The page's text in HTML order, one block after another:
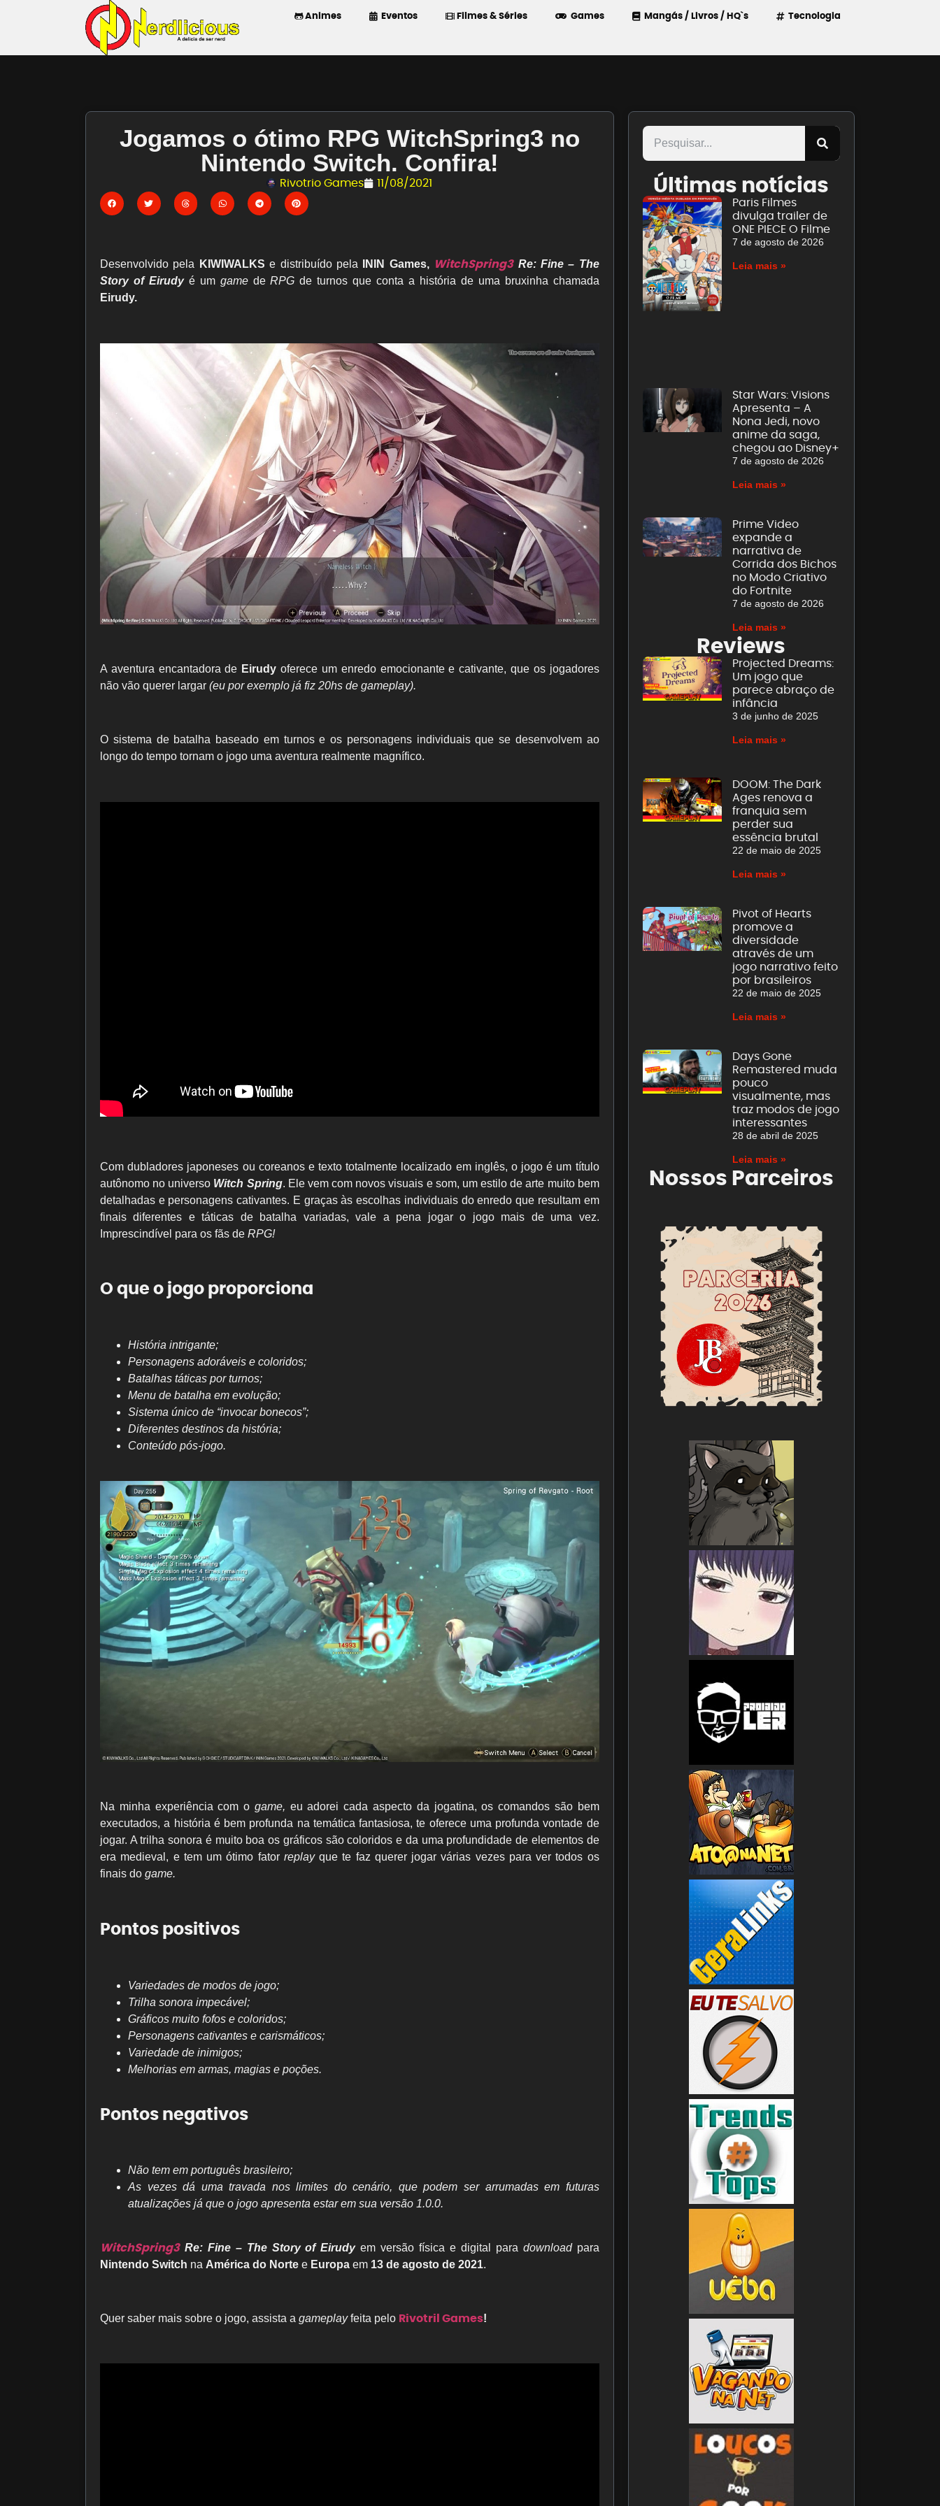
Animes Eventos Filmes & Séries Games Mangás / Livros / HQ`s Tecnologia
Jogamos o ótimo RPG WitchSpring3 no
Nintendo Switch. Confira!
Rivotrio Games 11/08/2021
Desenvolvido pela KIWIWALKS e distribuído pela ININ Games, WitchSpring3 Re: Fine – The
Story of Eirudyé um gamedeRPG de turnos que conta a história de uma bruxinha chamada
Eirudy.
A aventura encantadora de Eirudy oferece um enredo emocionante e cativante, que os jogadores
não vão querer largar (eu por exemplo já fiz 20hs de gameplay).
O sistema de batalha baseado em turnos e os personagens individuais que se desenvolvem ao
longo do tempo tornam o jogo uma aventura realmente magnífico.
Com dubladores japoneses ou coreanos e texto totalmente localizado em inglês, o jogo é um título
autônomo no universo Witch Spring. Ele vem com novos visuais e som, um estilo de arte muito bem
detalhadas e personagens cativantes. E graças às escolhas individuais do enredo que resultam em
finais diferentes e táticas de batalha variadas, vale a pena jogar o jogo mais de uma vez.
Imprescindível para os fãs de RPG!
O que o jogo proporciona
História intrigante;
Personagens adoráveis ​​e coloridos;
Batalhas táticas por turnos;
Menu de batalha em evolução;
Sistema único de “invocar bonecos”;
Diferentes destinos da história;
Conteúdo pós-jogo.
Na minha experiência com o game, eu adorei cada aspecto da jogatina, os comandos são bem
executados, a história é bem profunda na temática fantasiosa, te oferece uma profunda vontade de
jogar. A trilha sonora é muito boa os gráficos são coloridos e da uma profundidade de elementos de
era medieval, e tem um ótimo fator replayque te faz querer jogar várias vezes para ver todos os
finais do game.
Pontos positivos
Variedades de modos de jogo;
Trilha sonora impecável;
Gráficos muito fofos e coloridos;
Personagens cativantes e carismáticos;
Variedade de inimigos;
Melhorias em armas, magias e poções.
Pontos negativos
Não tem em português brasileiro;
As vezes dá uma travada nos limites do cenário, que podem ser arrumadas em futuras
atualizações já que o jogo apresenta estar em sua versão 1.0.0.
WitchSpring3 Re: Fine – The Story of Eirudyem versão física e digital para downloadpara
Nintendo Switch na América do Norte e Europa em 13 de agosto de 2021.
Quer saber mais sobre o jogo, assista a gameplayfeita pelo Rivotril Games!
Últimas notícias
Paris Filmes
divulga trailer de
ONE PIECE O Filme
7 de agosto de 2026
Leia mais »
Star Wars: Visions
Apresenta – A
Nona Jedi, novo
anime da saga,
chegou ao Disney+
7 de agosto de 2026
Leia mais »
Prime Video
expande a
narrativa de
Corrida dos Bichos
no Modo Criativo
do Fortnite
7 de agosto de 2026
Leia mais »
Reviews
Projected Dreams:
Um jogo que
parece abraço de
infância
3 de junho de 2025
Leia mais »
DOOM: The Dark
Ages renova a
franquia sem
perder sua
essência brutal
22 de maio de 2025
Leia mais »
Pivot of Hearts
promove a
diversidade
através de um
jogo narrativo feito
por brasileiros
22 de maio de 2025
Leia mais »
Days Gone
Remastered muda
pouco
visualmente, mas
traz modos de jogo
interessantes
28 de abril de 2025
Leia mais »
Nossos Parceiros